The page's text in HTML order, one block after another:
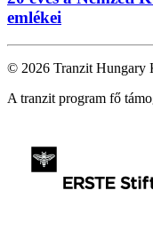
emlékei
© 2026 Tranzit Hungary
A tranzit program fő